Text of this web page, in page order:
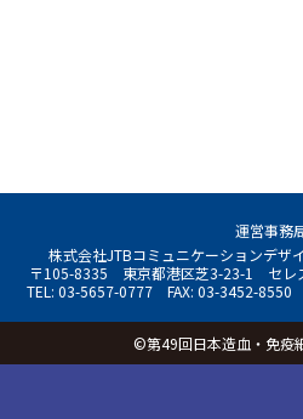
運営事務
株式会社JTBコミュニケーションデザ
〒105-8335
東京都港区芝3-23-1
セレ
TEL: 03-5657-0777
FAX: 03-3452-8550
©第49回日本造血・免疫